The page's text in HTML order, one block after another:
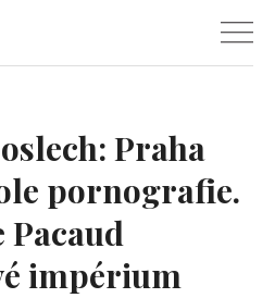
Praha
pornografie.
Pacaud
impérium